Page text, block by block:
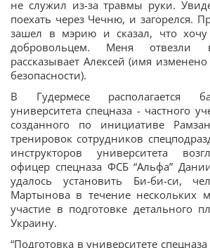
не служил из-за травмы руки.
поехать через Чечню, и загорелся.
зашел в мэрию и сказал, что
добровольцем. Меня отвезли
рассказывает Алексей (имя
безопасности).
В Гудермесе располагается
университета спецназа - частного
созданного по инициативе
тренировок сотрудников
инструкторов университета
офицер спецназа ФСБ “Альфа”
удалось установить Би-би-си,
Мартынова в течение нескольких
участие в подготовке детального
Украину.
“Подготовка в университете